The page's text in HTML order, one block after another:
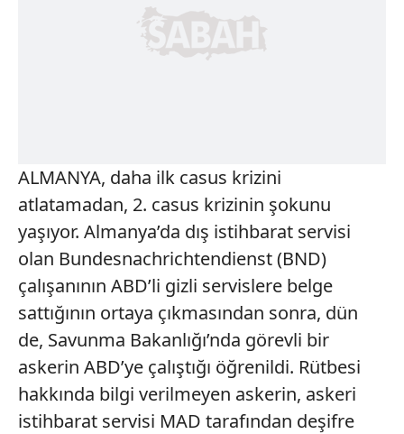
ALMANYA, daha ilk casus krizini
atlatamadan, 2. casus krizinin şokunu
yaşıyor. Almanya’da dış istihbarat servisi
olan Bundesnachrichtendienst (BND)
çalışanının ABD’li gizli servislere belge
sattığının ortaya çıkmasından sonra, dün
de, Savunma Bakanlığı’nda görevli bir
askerin ABD’ye çalıştığı öğrenildi. Rütbesi
hakkında bilgi verilmeyen askerin, askeri
istihbarat servisi MAD tarafından deşifre